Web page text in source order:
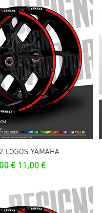
rapide
LOGOS YAMAHA
original
€ Prix promotionnel
11,00 €